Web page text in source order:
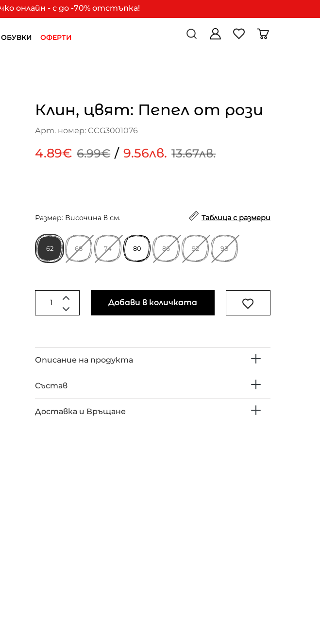
онлайн - с до -70% отстъпка!
ОБУВКИ ОФЕРТИ
Клин, цвят: Пепел от рози
Арт. номер: CCG3001076
4.89€ 6.99€ / 9.56лв. 13.67лв.
Размер: Височина в см. Таблица с размери
62 68 74 80 86 92 98
Добави в количката
Описание на продукта
Състав
Доставка и Връщане